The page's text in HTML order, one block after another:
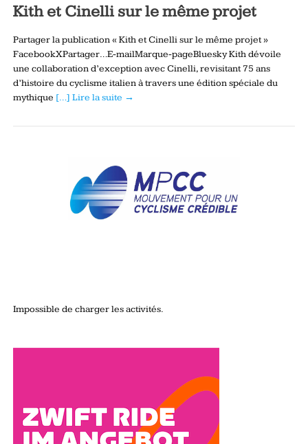
Kith et Cinelli sur le même projet
Partager la publication « Kith et Cinelli sur le même projet »
FacebookXPartager…E-mailMarque-pageBluesky Kith dévoile
une collaboration d’exception avec Cinelli, revisitant 75 ans
d’histoire du cyclisme italien à travers une édition spéciale du
mythique […] Lire la suite →
Impossible de charger les activités.